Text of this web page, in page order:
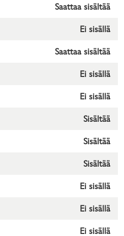
Saattaa sisältää
Ei sisällä
Saattaa sisältää
Ei sisällä
Ei sisällä
Sisältää
Sisältää
Sisältää
Ei sisällä
Ei sisällä
Ei sisällä